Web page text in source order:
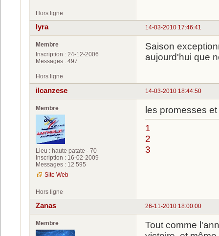
Hors ligne
14-03-2010 17:46:41
lyra
Membre
Inscription : 24-12-2006
Messages : 497
Saison
aujourd'hui que
Hors ligne
14-03-2010 18:44:50
ilcanzese
Membre
Lieu : haute patate - 70
Inscription : 16-02-2009
Messages : 12 595
Site Web
les promesses
1
2
3
Hors ligne
26-11-2010 18:00:00
Zanas
Membre
Tout comme